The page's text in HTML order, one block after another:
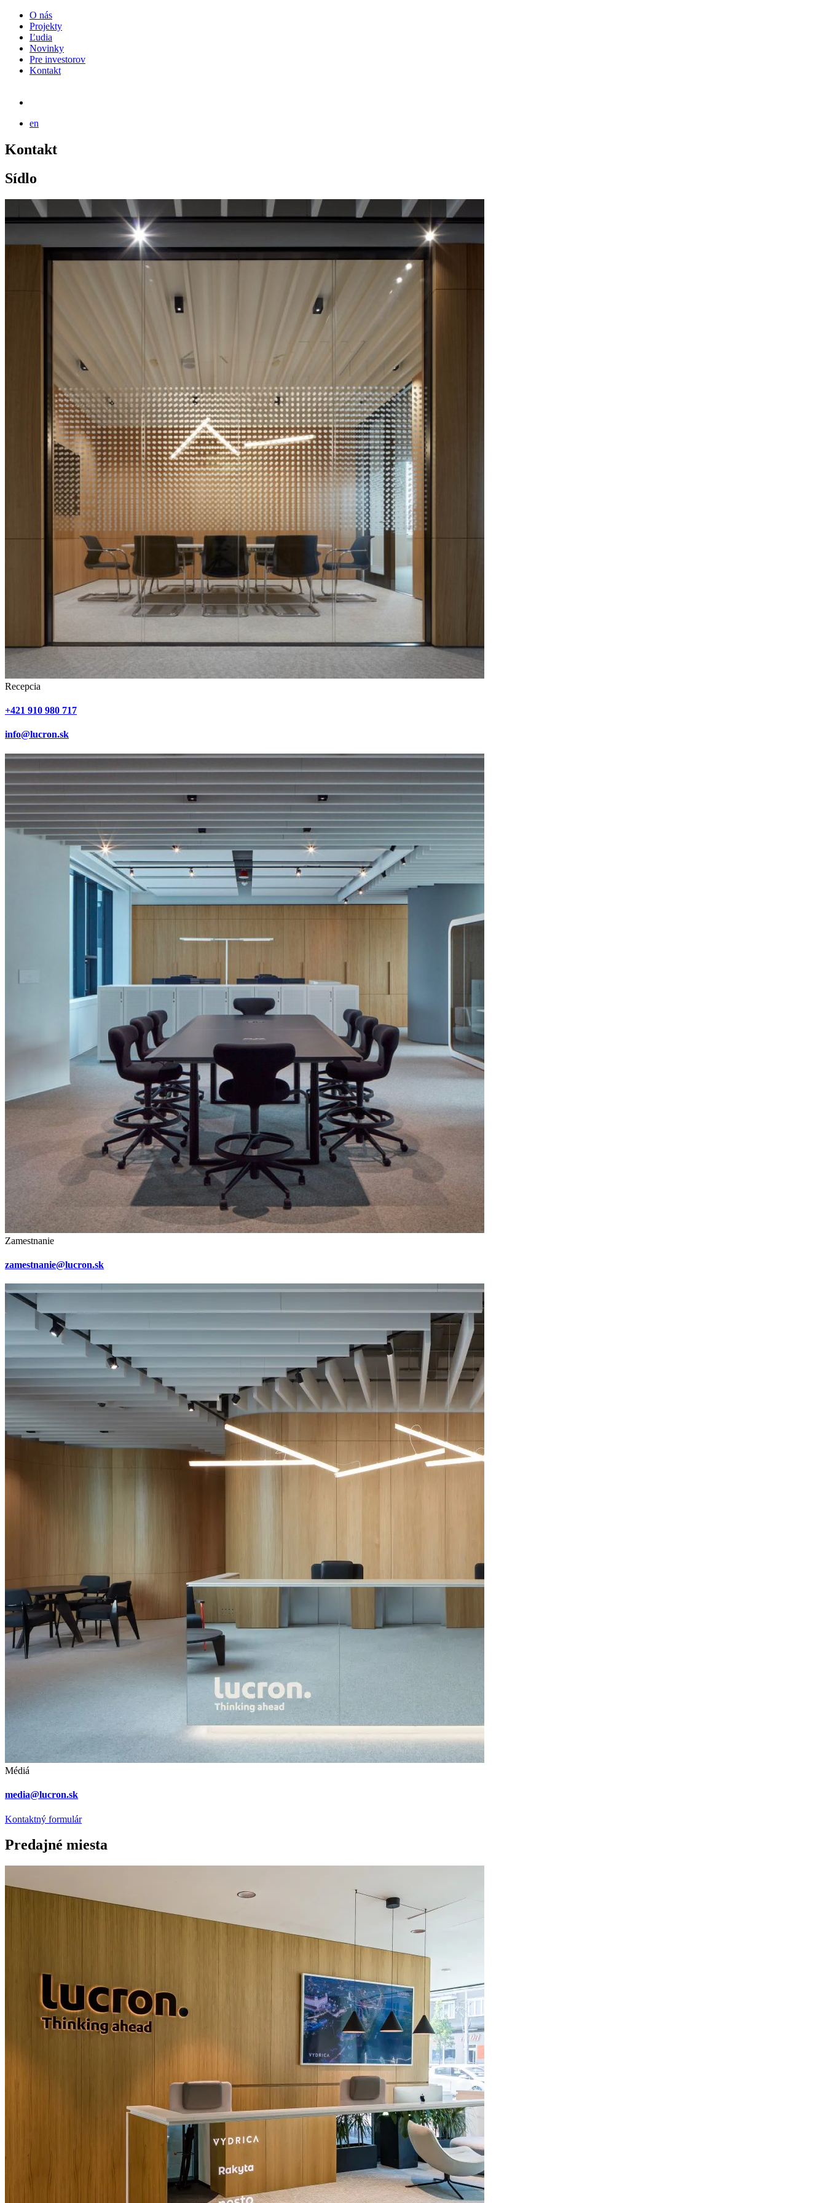
O nás
Projekty
Ľudia
Novinky
Pre investorov
Kontakt
en
Kontakt
Sídlo
Recepcia
+421 910 980 717
info@lucron.sk
Zamestnanie
zamestnanie@lucron.sk
Médiá
media@lucron.sk
Kontaktný formulár
Predajné miesta